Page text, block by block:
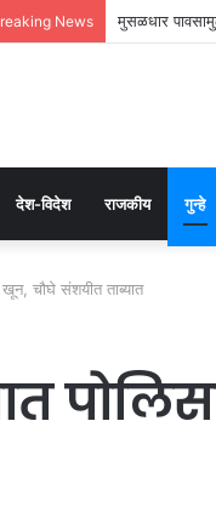
News मुसळधार
देश-विदेश राजकीय गुन्हे
खून, चौघे संशयीत ताब्यात